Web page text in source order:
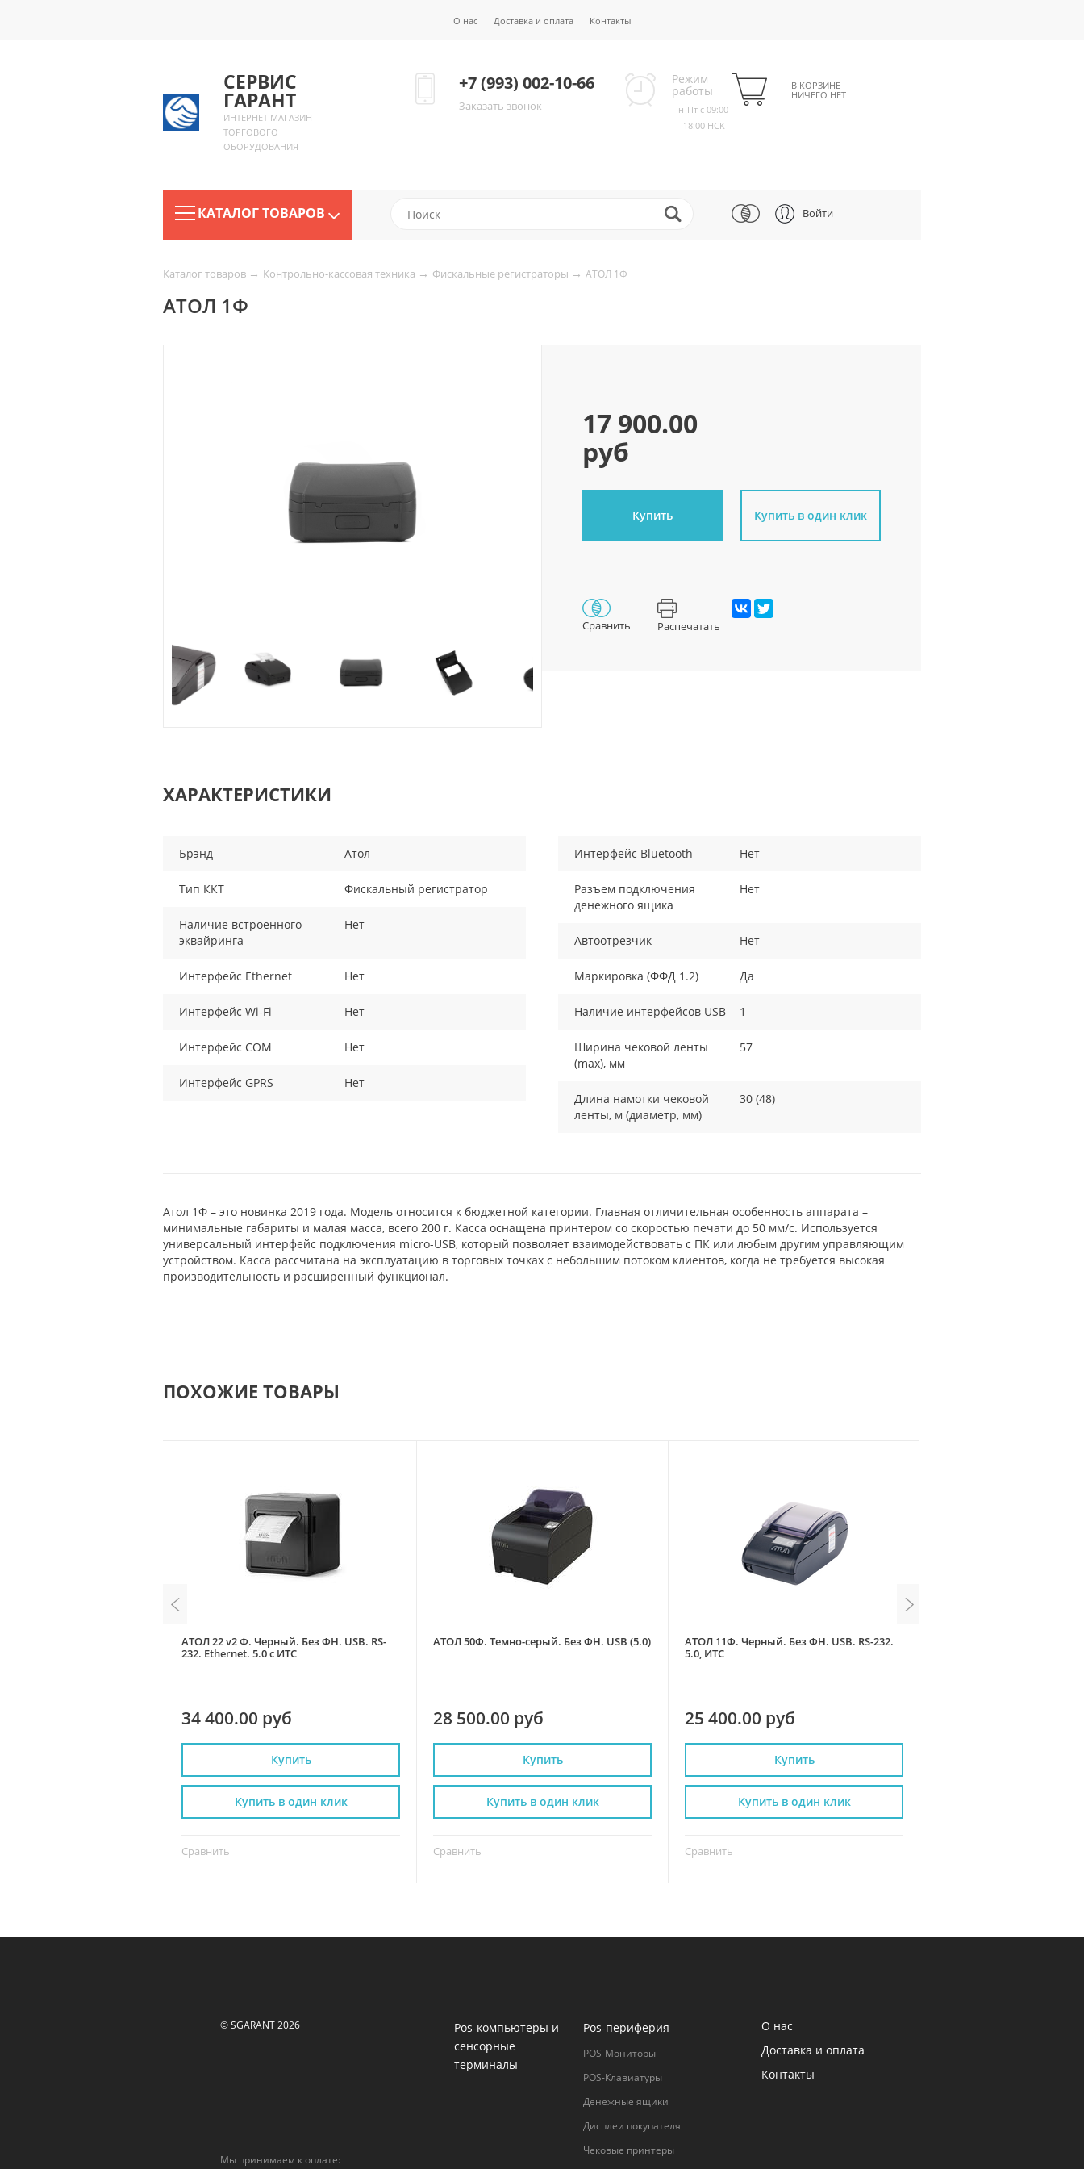
О нас Доставка и оплата Контакты
СЕРВИС
ГАРАНТ
ИНТЕРНЕТ МАГАЗИН
ТОРГОВОГО
ОБОРУДОВАНИЯ
+7 (993) 002-10-66
Заказать звонок
Режим
работы
Пн-Пт с 09:00
— 18:00 НСК
В КОРЗИНЕ
НИЧЕГО НЕТ
КАТАЛОГ ТОВАРОВ Войти
Каталог товаров → Контрольно-кассовая техника → Фискальные регистраторы → АТОЛ 1Ф
АТОЛ 1Ф
17 900.00
руб
Купить Купить в один клик
Сравнить Распечатать
ХАРАКТЕРИСТИКИ
Брэнд Атол
Тип ККТ Фискальный регистратор
Наличие встроенного
эквайринга
Нет
Интерфейс Ethernet Нет
Интерфейс Wi-Fi Нет
Интерфейс COM Нет
Интерфейс GPRS Нет
Интерфейс Bluetooth Нет
Разъем подключения
денежного ящика
Нет
Автоотрезчик Нет
Маркировка (ФФД 1.2) Да
Наличие интерфейсов USB 1
Ширина чековой ленты
(max), мм
57
Длина намотки чековой
ленты, м (диаметр, мм)
30 (48)
Атол 1Ф – это новинка 2019 года. Модель относится к бюджетной категории. Главная отличительная особенность аппарата –
минимальные габариты и малая масса, всего 200 г. Касса оснащена принтером со скоростью печати до 50 мм/с. Используется
универсальный интерфейс подключения micro-USB, который позволяет взаимодействовать с ПК или любым другим управляющим
устройством. Касса рассчитана на эксплуатацию в торговых точках с небольшим потоком клиентов, когда не требуется высокая
производительность и расширенный функционал.
ПОХОЖИЕ ТОВАРЫ
АТОЛ 22 v2 Ф. Черный. Без ФН. USB. RS-
232. Ethernet. 5.0 с ИТС
34 400.00 руб
Купить
Сравнить
Купить в один клик
АТОЛ 50Ф. Темно-серый. Без ФН. USB (5.0)
28 500.00 руб
Купить
Сравнить
Купить в один клик
АТОЛ 11Ф. Черный. Без ФН. USB. RS-232.
5.0, ИТС
25 400.00 руб
Купить
Сравнить
Купить в один клик
© SGARANT 2026
Мы принимаем к оплате:
Pos-компьютеры и
сенсорные
терминалы
Pos-периферия
POS-Мониторы
POS-Клавиатуры
Денежные ящики
Дисплеи покупателя
Чековые принтеры
О нас
Доставка и оплата
Контакты